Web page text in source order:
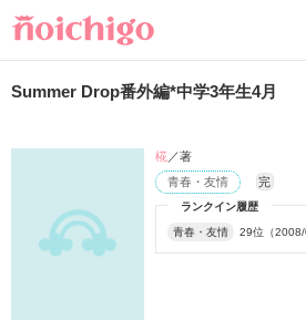
Summer Drop番外編*中学3年生4月
ランクイン履歴
青春・友情 29位（2008/
青春・友情 完
椛／著